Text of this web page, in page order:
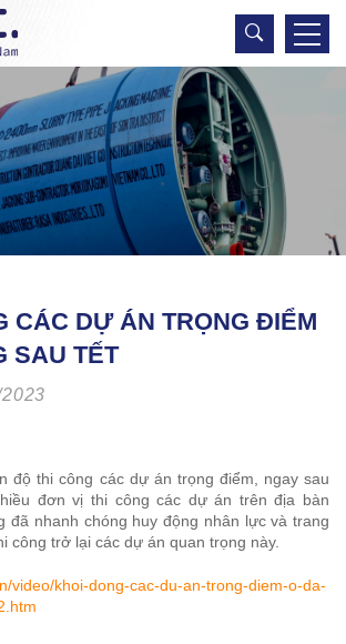
CÁC DỰ ÁN TRỌNG ĐIỂM
SAU TẾT
độ thi công các dự án trọng điểm, ngay sau
đơn vị thi công các dự án trên địa bàn
đã nhanh chóng huy động nhân lực và trang
công trở lại các dự án quan trọng này.
video/khoi-dong-cac-du-an-trong-diem-o-da-